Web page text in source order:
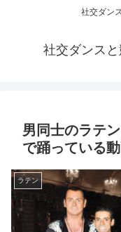
社交ダン
社交ダンス
男同士のラテ
で踊っている
ラテン